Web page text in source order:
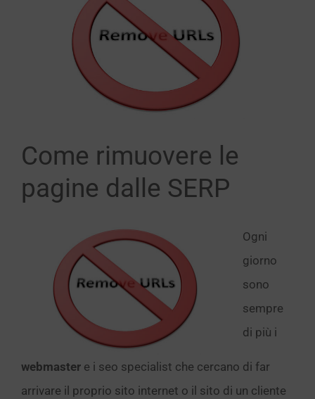
Come rimuovere le
pagine dalle SERP
Ogni
giorno
sono
sempre
di più i
webmaster e i seo specialist che cercano di far
arrivare il proprio sito internet o il sito di un cliente